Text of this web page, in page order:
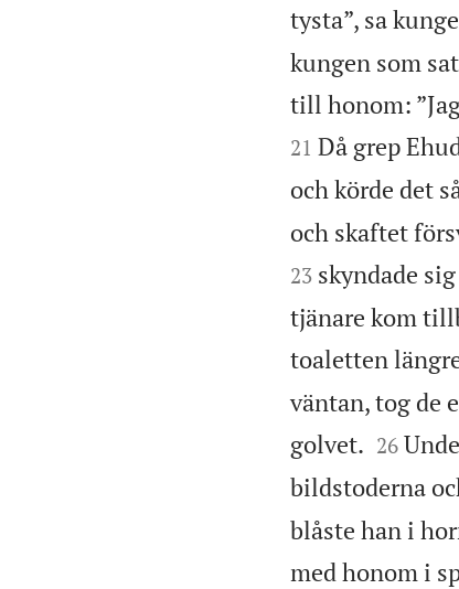
tysta”, sa
kungen som
till honom:
21 Då grep
och körde det
och skaftet
23 skyndade
tjänare kom
toaletten
väntan, tog de
golvet.
26
bildstoderna
blåste han i
med honom i